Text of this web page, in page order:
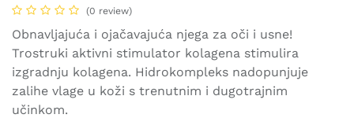
(0 review)
Obnavljajuća i ojačavajuća njega za oči i usne!
Trostruki aktivni stimulator kolagena stimulira
izgradnju kolagena. Hidrokompleks nadopunjuje
zalihe vlage u koži s trenutnim i dugotrajnim
učinkom.